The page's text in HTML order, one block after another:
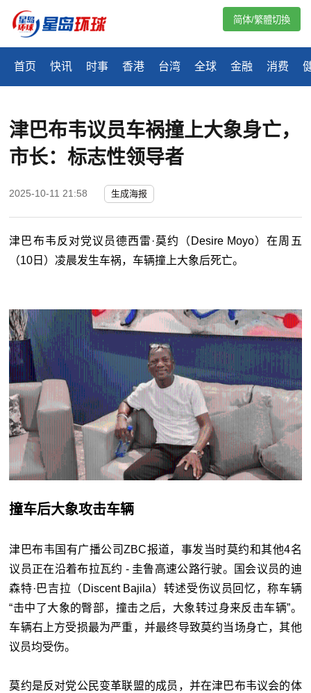
首页 快讯 时事 香港 台湾 全球 金融 消费
简体/繁體切換
津巴布韦议员车祸撞上大象身亡，
市长：标志性领导者
2025-10-11 21:58 生成海报
津巴布韦反对党议员德西雷·莫约（Desire Moyo）在周五
（10日）凌晨发生车祸，车辆撞上大象后死亡。
撞车后大象攻击车辆
津巴布韦国有广播公司ZBC报道，事发当时莫约和其他4名
议员正在沿着布拉瓦约 - 圭鲁高速公路行驶。国会议员的迪
森特·巴吉拉（Discent Bajila）转述受伤议员回忆，称车辆
“击中了大象的臀部，撞击之后，大象转过身来反击车辆”。
车辆右上方受损最为严重，并最终导致莫约当场身亡，其他
议员均受伤。
莫约是反对党公民变革联盟的成员，并在津巴布韦议会的体